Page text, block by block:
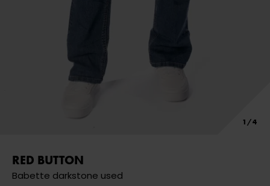
RED BUTTON
Babette darkstone used